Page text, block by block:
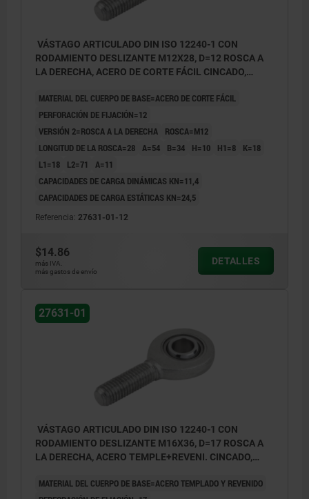
VÁSTAGO ARTICULADO DIN ISO 12240-1 CON
RODAMIENTO DESLIZANTE M12X28, D=12 ROSCA A
LA DERECHA, ACERO DE CORTE FÁCIL CINCADO,
MATERIAL DEL CUERPO DE BASE=ACERO DE CORTE FÁCIL
PERFORACIÓN DE FIJACIÓN=12
VERSIÓN 2=ROSCA A LA DERECHA
ROSCA=M12
LONGITUD DE LA ROSCA=28 A=54 B=34 H=10 H1=8
K=18
L1=18
L2=71
Α=11
CAPACIDADES DE CARGA DINÁMICAS KN=11,4
CAPACIDADES DE CARGA ESTÁTICAS KN=24,5
Referencia: 27631-01-12
$14.86
más IVA.
más gastos de envío
DETALLES
27631-01
VÁSTAGO ARTICULADO DIN ISO 12240-1 CON
RODAMIENTO DESLIZANTE M16X36, D=17 ROSCA A
LA DERECHA, ACERO TEMPLE+REVENI. CINCADO,
MATERIAL DEL CUERPO DE BASE=ACERO TEMPLADO Y REVENIDO